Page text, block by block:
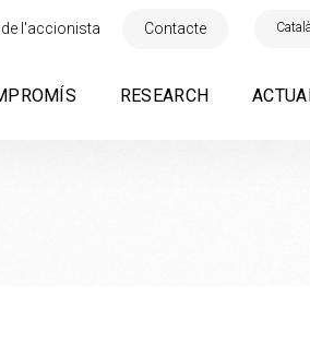
l'accionista Contacte Català
RESEARCH